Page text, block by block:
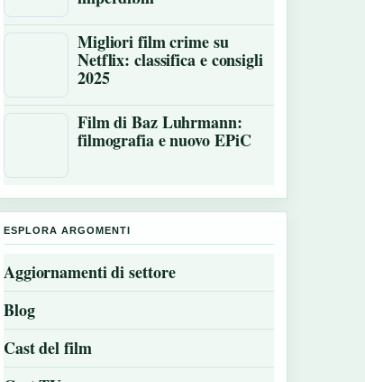
Migliori film crime su
Netflix: classifica e consigli
2025
Film di Baz Luhrmann:
filmografia e nuovo EPiC
ESPLORA ARGOMENTI
Aggiornamenti di settore
Blog
Cast del film